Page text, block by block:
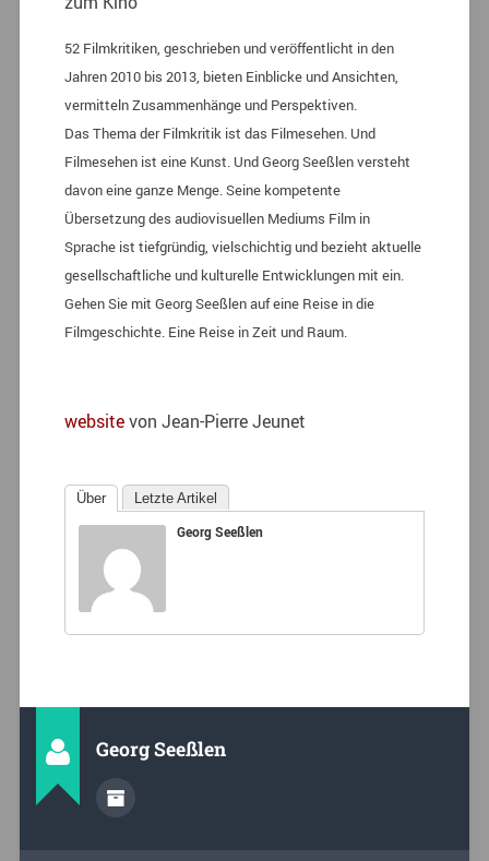
52 Filmkritiken, geschrieben und veröffentlicht in den
Jahren 2010 bis 2013, bieten Einblicke und Ansichten,
vermitteln Zusammenhänge und Perspektiven.
Das Thema der Filmkritik ist das Filmesehen. Und
Filmesehen ist eine Kunst. Und Georg Seeßlen versteht
davon eine ganze Menge. Seine kompetente
Übersetzung des audiovisuellen Mediums Film in
Sprache ist tiefgründig, vielschichtig und bezieht aktuelle
gesellschaftliche und kulturelle Entwicklungen mit ein.
Gehen Sie mit Georg Seeßlen auf eine Reise in die
Filmgeschichte. Eine Reise in Zeit und Raum.
websitevon Jean-Pierre Jeunet
Über Letzte Artikel
Georg Seeßlen
Georg Seeßlen